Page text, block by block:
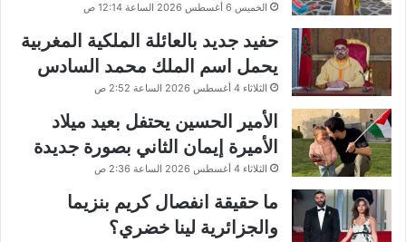
الخميس 6 أغسطس 2026 الساعة 12:14 ص
حفيد جديد بالعائلة الملكية المغربية
يحمل اسم الملك محمد السادس
الثلاثاء 4 أغسطس 2026 الساعة 2:52 ص
الأمير الحسين يحتفل بعيد ميلاد
الأميرة إيمان الثاني بصورة جديدة
الثلاثاء 4 أغسطس 2026 الساعة 2:36 ص
ما حقيقة انفصال كريم بنزيما
والجزائرية لينا خضري؟